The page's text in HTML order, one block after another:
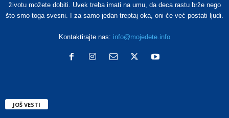
životu možete dobiti. Uvek treba imati na umu, da deca rastu brže nego
što smo toga svesni. I za samo jedan treptaj oka, oni će već postati ljudi.
Kontaktirajte nas: info@mojedete.info
JOŠ VESTI